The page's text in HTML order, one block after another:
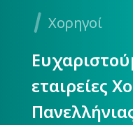
Χορηγοί
εταιρείες